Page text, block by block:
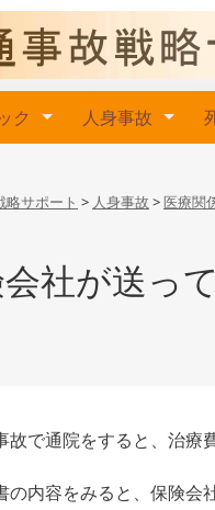
ク 人身事故
略サポート > 人身事故 >医療関
社が送っ
故で通院をすると、治療
の内容をみると、保険会